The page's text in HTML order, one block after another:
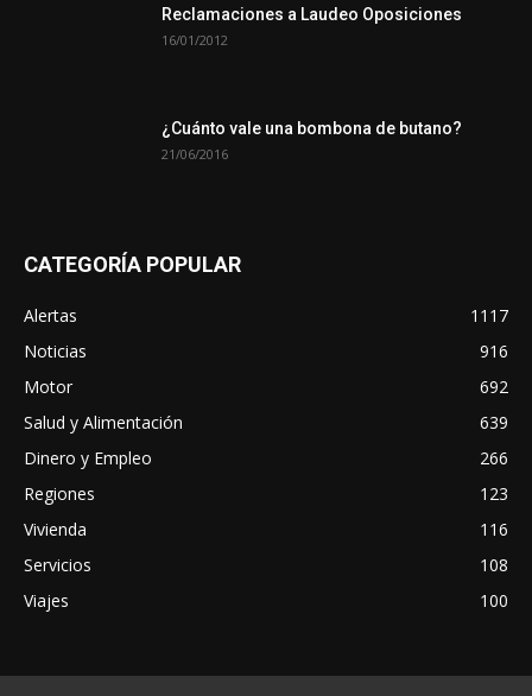
Reclamaciones a Laudeo Oposiciones
16/01/2012
¿Cuánto vale una bombona de butano?
21/06/2016
CATEGORÍA POPULAR
Alertas
1117
Noticias
916
Motor
692
Salud y Alimentación
639
Dinero y Empleo
266
Regiones
123
Vivienda
116
Servicios
108
Viajes
100